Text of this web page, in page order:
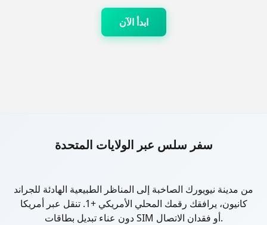
ابدأ الآن
سفر سلس عبر الولايات المتحدة
من مدينة نيويورك الصاخبة إلى المناظر الطبيعية الهادئة للجراند
كانيون، يرافقك رقمك المحلي الأمريكي +1. تنقل عبر أمريكا
دون عناء تبديل بطاقات SIM أو فقدان الاتصال.